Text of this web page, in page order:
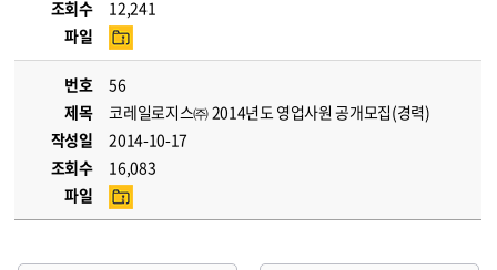
조회수
12,241
파일
번호
56
제목
코레일로지스㈜ 2014년도 영업사원 공개모집(경력)
작성일
2014-10-17
조회수
16,083
파일